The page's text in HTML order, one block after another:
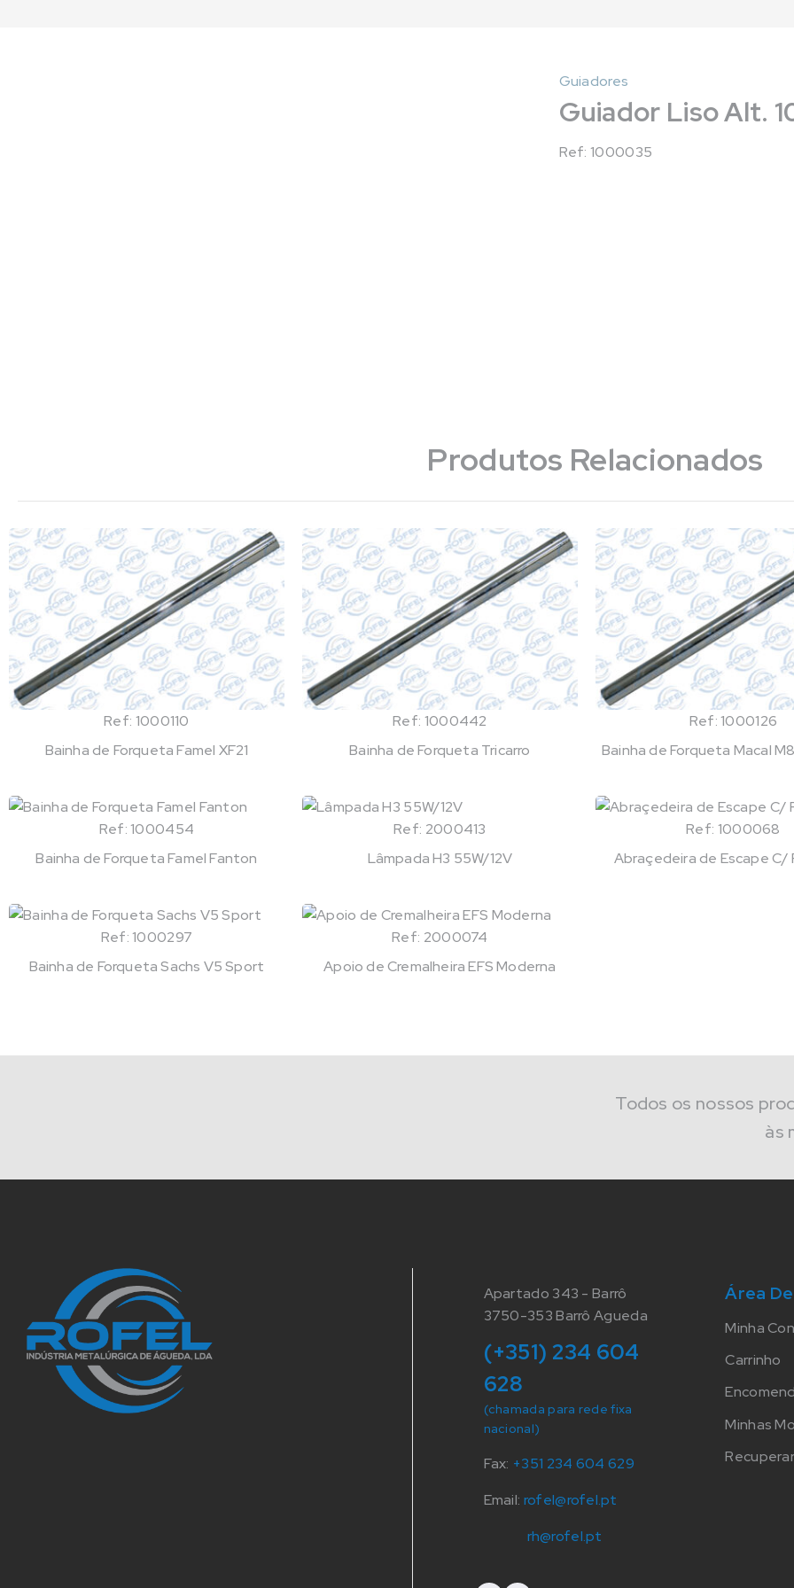
Guiadores
Guiador Liso Alt.
Ref: 1000035
Produtos Relacionados
Ref: 1000110
Bainha de Forqueta Famel XF21
Ref: 1000442
Bainha de Forqueta Tricarro
Ref: 1000126
Bainha de Forqueta Macal
Ref: 1000454
Bainha de Forqueta Famel Fanton
Ref: 2000413
Lâmpada H3 55W/12V
Ref: 1000068
Abraçedeira de Escape C/
Ref: 1000297
Bainha de Forqueta Sachs V5 Sport
Ref: 2000074
Apoio de Cremalheira EFS Moderna
Todos os nossos
às
Apartado 343 - Barrô
3750-353 Barrô Agueda
(+351) 234 604
628
(chamada para rede fixa
nacional)
Fax: +351 234 604 629
Email: rofel@rofel.pt
rh@rofel.pt
Área
Minha
Carrinho
Minhas